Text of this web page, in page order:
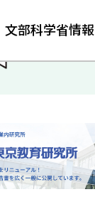
文部科学省情報